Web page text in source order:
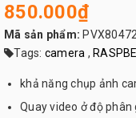
850.000₫
Mã sản phẩm:
Tags: camera ,
khả năng chụp ảnh
Quay video ở độ